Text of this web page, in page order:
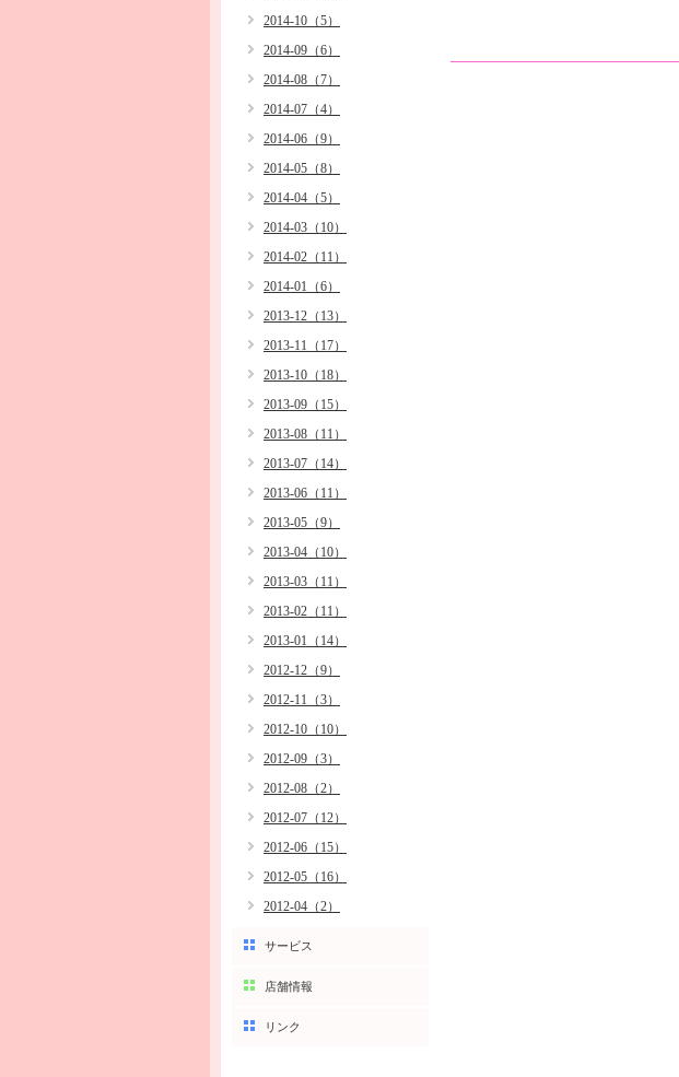
2014-10（5）
2014-09（6）
2014-08（7）
2014-07（4）
2014-06（9）
2014-05（8）
2014-04（5）
2014-03（10）
2014-02（11）
2014-01（6）
2013-12（13）
2013-11（17）
2013-10（18）
2013-09（15）
2013-08（11）
2013-07（14）
2013-06（11）
2013-05（9）
2013-04（10）
2013-03（11）
2013-02（11）
2013-01（14）
2012-12（9）
2012-11（3）
2012-10（10）
2012-09（3）
2012-08（2）
2012-07（12）
2012-06（15）
2012-05（16）
2012-04（2）
サービス
店舗情報
リンク